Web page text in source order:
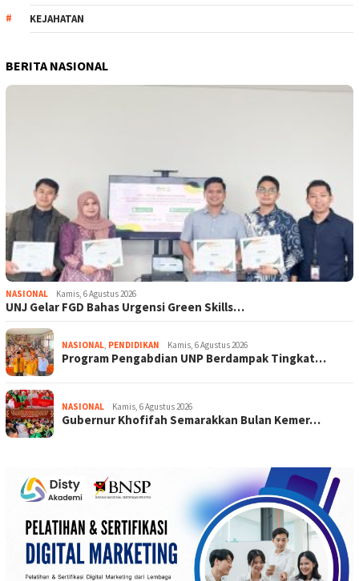
KEJAHATAN
BERITA NASIONAL
NASIONAL Kamis, 6 Agustus 2026
UNJ Gelar FGD Bahas Urgensi Green Skills…
NASIONAL, PENDIDIKAN Kamis, 6 Agustus 2026
Program Pengabdian UNP Berdampak Tingkat…
NASIONAL Kamis, 6 Agustus 2026
Gubernur Khofifah Semarakkan Bulan Kemer…